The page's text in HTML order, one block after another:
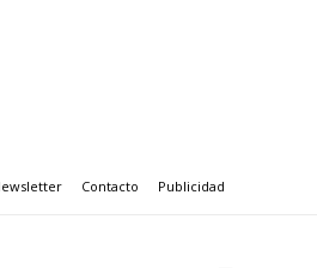
Contacto Publicidad